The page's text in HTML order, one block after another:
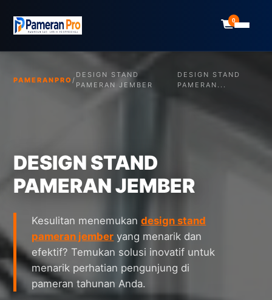
0
PAMERANPRO /
DESIGN STAND
PAMERAN JEMBER
DESIGN STAND
PAMERAN...
DESIGN STAND
PAMERAN JEMBER
Kesulitan menemukandesign stand
pameran jember yang menarik dan
efektif? Temukan solusi inovatif untuk
menarik perhatian pengunjung di
pameran tahunan Anda.